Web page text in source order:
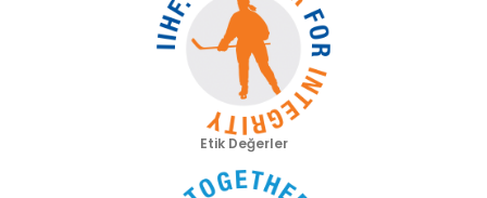
Etik Değerler